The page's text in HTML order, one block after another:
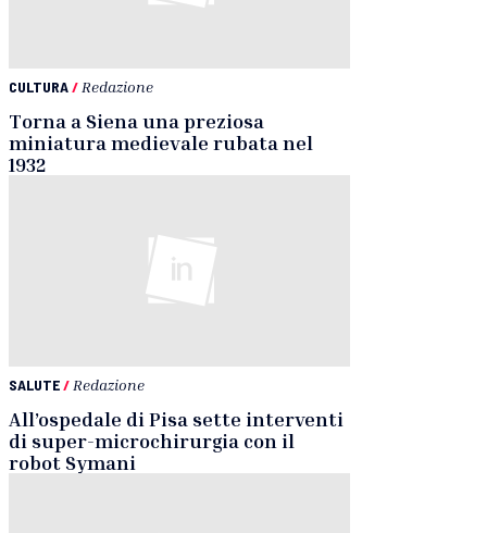
CULTURA/ Redazione
Torna a Siena una preziosa
miniatura medievale rubata nel
1932
SALUTE/ Redazione
All’ospedale di Pisa sette interventi
di super-microchirurgia con il
robot Symani